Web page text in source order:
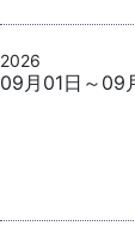
2026
09月01日～09